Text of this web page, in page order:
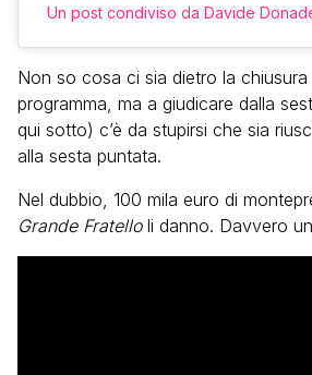
Un post condiviso da Davide
Non so cosa ci sia dietro la
programma, ma a giudicare dalla
qui sotto) c’è da stupirsi che sia
alla sesta puntata.
Nel dubbio, 100 mila euro di
Grande Fratelloli danno. Davvero